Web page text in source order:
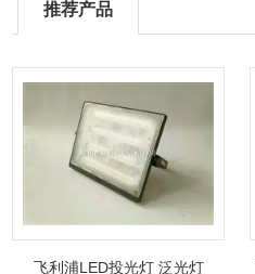
推荐产品
飞利浦LED投光灯 泛光灯